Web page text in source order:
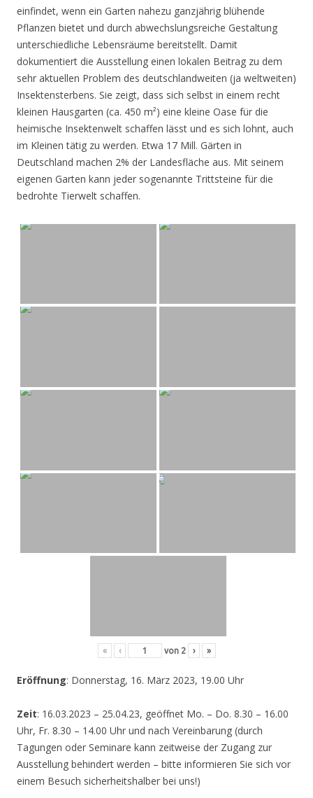
einfindet, wenn ein Garten nahezu ganzjährig blühende
Pflanzen bietet und durch abwechslungsreiche Gestaltung
unterschiedliche Lebensräume bereitstellt. Damit
dokumentiert die Ausstellung einen lokalen Beitrag zu dem
sehr aktuellen Problem des deutschlandweiten (ja weltweiten)
Insektensterbens. Sie zeigt, dass sich selbst in einem recht
kleinen Hausgarten (ca. 450 m²) eine kleine Oase für die
heimische Insektenwelt schaffen lässt und es sich lohnt, auch
im Kleinen tätig zu werden. Etwa 17 Mill. Gärten in
Deutschland machen 2% der Landesfläche aus. Mit seinem
eigenen Garten kann jeder sogenannte Trittsteine für die
bedrohte Tierwelt schaffen.
« ‹ von 2 › »
Eröffnung: Donnerstag, 16. März 2023, 19.00 Uhr
Zeit: 16.03.2023 – 25.04.23, geöffnet Mo. – Do. 8.30 – 16.00
Uhr, Fr. 8.30 – 14.00 Uhr und nach Vereinbarung (durch
Tagungen oder Seminare kann zeitweise der Zugang zur
Ausstellung behindert werden – bitte informieren Sie sich vor
einem Besuch sicherheitshalber bei uns!)